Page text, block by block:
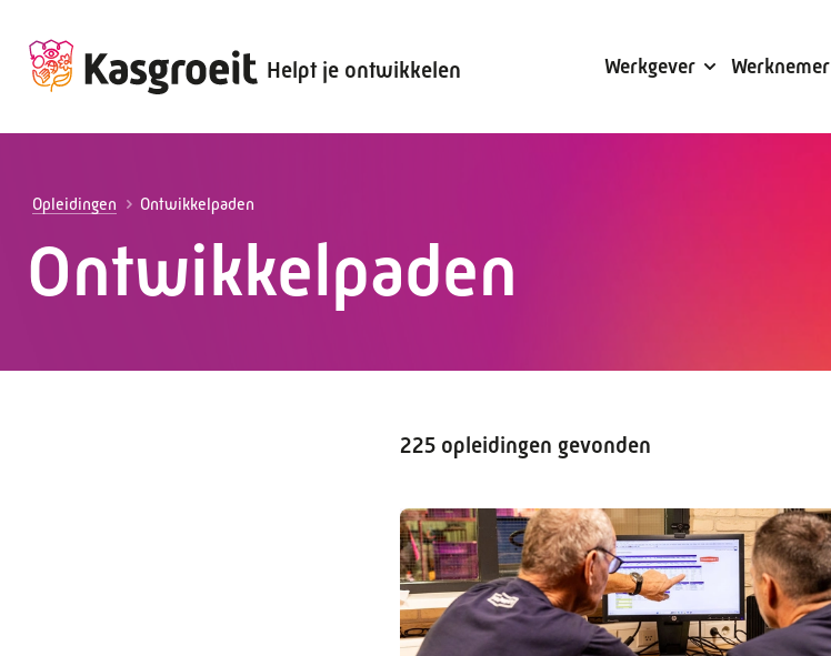
Helpt je ontwikkelen Werkgever
Alles voor de werkgever
Werknemer
Alles voor de werknemer
Opleidingen Ontwikkelpaden
Ontwikkelpaden
225 opleidingen gevonden